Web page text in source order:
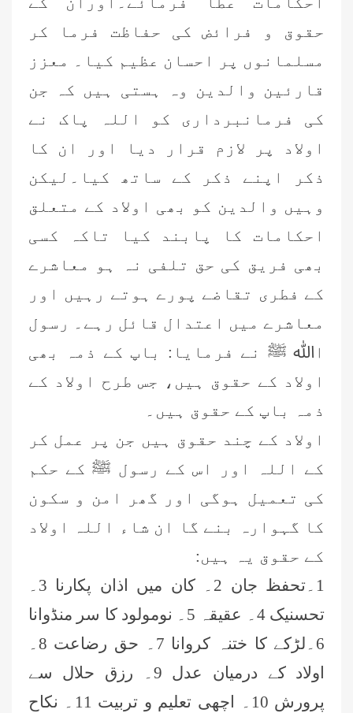
حقوق و فرائض کی حفاظت فرما کر
مسلمانوں پر احسان عظیم کیا۔ معزز
قارئین والدین وہ ہستی ہیں کہ جن
کی فرمانبرداری کو اللہ پاک نے
اولاد پر لازم قرار دیا اور ان کا
ذکر اپنے ذکر کے ساتھ کیا۔لیکن
وہیں والدین کو بھی اولاد کے متعلق
احکامات کا پابند کیا تاکہ کسی
بھی فریق کی حق تلفی نہ ہو معاشرے
کے فطری تقاضے پورے ہوتے رہیں اور
معاشرے میں اعتدال قائل رہے۔ رسول
اﷲ ﷺ نے فرمایا: باپ کے ذمہ بھی
اولاد کے حقوق ہیں، جس طرح اولاد کے
ذمہ باپ کے حقوق ہیں۔
اولاد کے چند حقوق ہیں جن پر عمل کر
کے اللہ اور اس کے رسول ﷺ کے حکم
کی تعمیل ہوگی اور گھر امن و سکون
کا گہوارہ بنے گا ان شاء اللہ اولاد
کے حقوق یہ ہیں:
1۔تحفظ جان 2۔ کان میں اذان پکارنا 3۔
تحسنیک 4۔ عقیقہ 5۔ نومولود کا سر منڈوانا
6۔لڑکے کا ختنہ کروانا 7۔ حق رضاعت 8۔
اولاد کے درمیان عدل 9۔ رزق حلال سے
پرورش 10۔ اچھی تعلیم و تربیت 11۔ نکاح